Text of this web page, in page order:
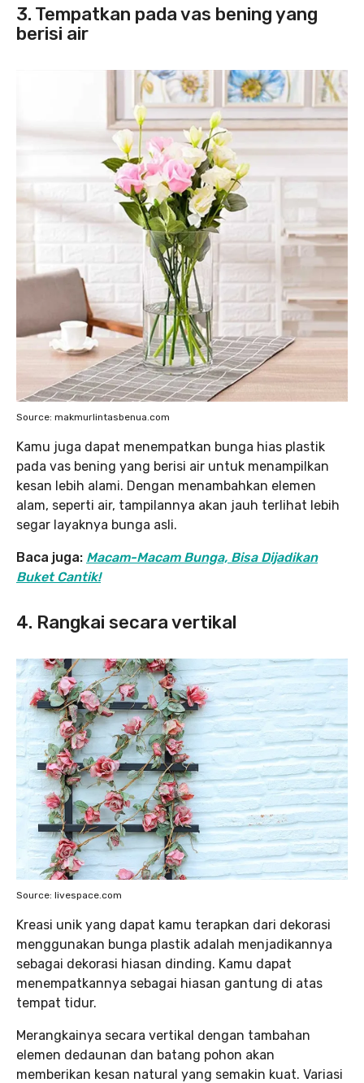
3. Tempatkan pada vas bening yang
berisi air
Source: makmurlintasbenua.com
Kamu juga dapat menempatkan bunga hias plastik
pada vas bening yang berisi air untuk menampilkan
kesan lebih alami. Dengan menambahkan elemen
alam, seperti air, tampilannya akan jauh terlihat lebih
segar layaknya bunga asli.
Baca juga: Macam-Macam Bunga, Bisa Dijadikan
Buket Cantik!
4. Rangkai secara vertikal
Source: livespace.com
Kreasi unik yang dapat kamu terapkan dari dekorasi
menggunakan bunga plastik adalah menjadikannya
sebagai dekorasi hiasan dinding. Kamu dapat
menempatkannya sebagai hiasan gantung di atas
tempat tidur.
Merangkainya secara vertikal dengan tambahan
elemen dedaunan dan batang pohon akan
memberikan kesan natural yang semakin kuat. Variasi